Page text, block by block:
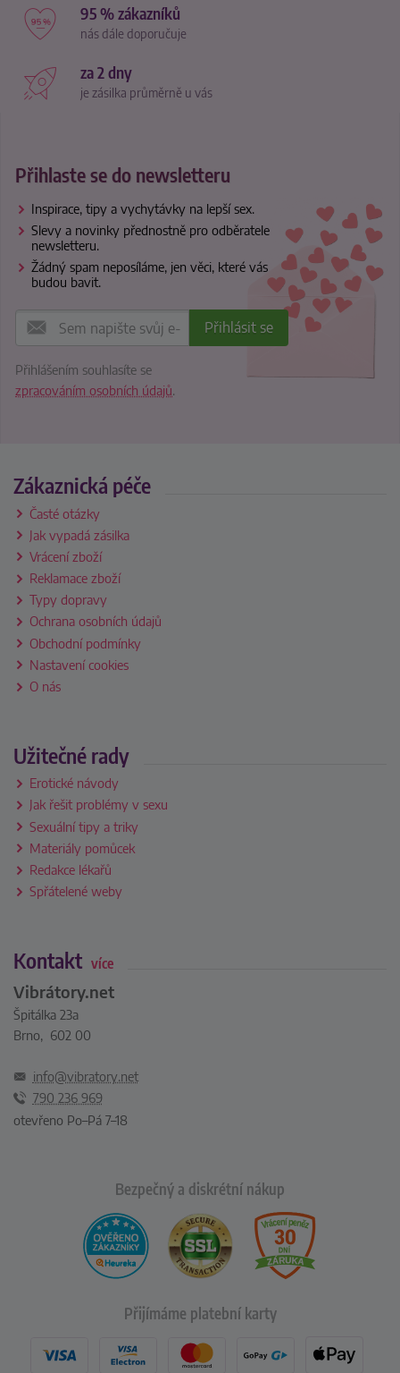
95 % zákazníků
nás dále doporučuje
za 2 dny
je zásilka průměrně u vás
Přihlaste se do newsletteru
Inspirace, tipy a vychytávky na lepší sex.
Slevy a novinky přednostně pro odběratele
newsletteru.
Žádný spam neposíláme, jen věci, které vás
budou bavit.
Přihlášením souhlasíte se
zpracováním osobních údajů.
Zákaznická péče
Časté otázky
Jak vypadá zásilka
Vrácení zboží
Reklamace zboží
Typy dopravy
Ochrana osobních údajů
Obchodní podmínky
Nastavení cookies
O nás
Užitečné rady
Erotické návody
Jak řešit problémy v sexu
Sexuální tipy a triky
Materiály pomůcek
Redakce lékařů
Spřátelené weby
Kontakt více
Vibrátory.net
Špitálka 23a
Brno, 602 00
info@vibratory.net
790 236 969
otevřeno Po–Pá 7–18
Bezpečný a diskrétní nákup
Přijímáme platební karty